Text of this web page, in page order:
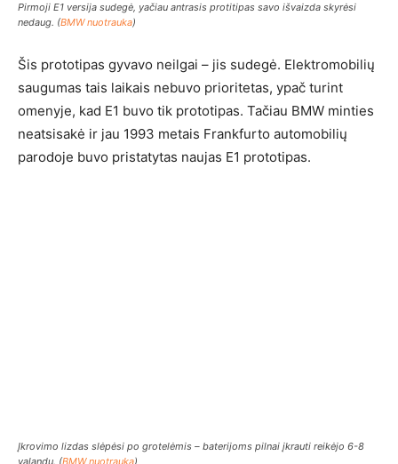
Pirmoji E1 versija sudegė, yačiau antrasis protitipas savo išvaizda skyrėsi
nedaug. (BMW nuotrauka)
Šis prototipas gyvavo neilgai – jis sudegė. Elektromobilių
saugumas tais laikais nebuvo prioritetas, ypač turint
omenyje, kad E1 buvo tik prototipas. Tačiau BMW minties
neatsisakė ir jau 1993 metais Frankfurto automobilių
parodoje buvo pristatytas naujas E1 prototipas.
Įkrovimo lizdas slėpėsi po grotelėmis – baterijoms pilnai įkrauti reikėjo 6-8